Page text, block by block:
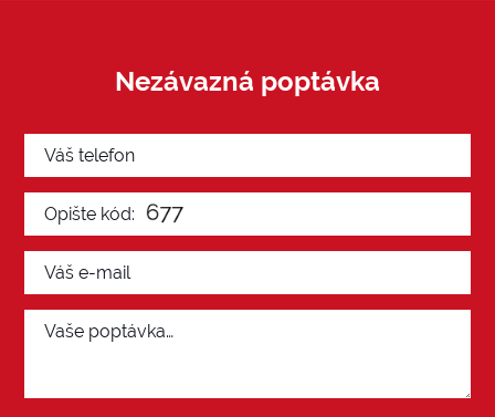
Nezávazná poptávka